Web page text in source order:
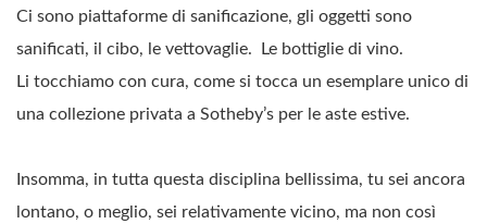
Ci sono piattaforme di sanificazione, gli oggetti sono
sanificati, il cibo, le vettovaglie. Le bottiglie di vino.
Li tocchiamo con cura, come si tocca un esemplare unico di
una collezione privata a Sotheby’s per le aste estive.
Insomma, in tutta questa disciplina bellissima, tu sei ancora
lontano, o meglio, sei relativamente vicino, ma non così